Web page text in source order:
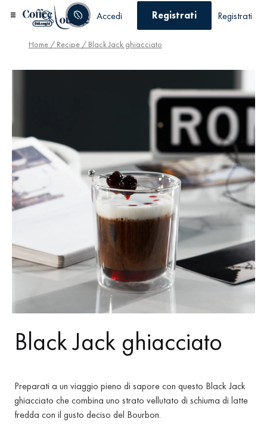
Accedi Registrati Registrati
Home / Recipe / Black Jack ghiacciato
Black Jack ghiacciato
Preparati a un viaggio pieno di sapore con questo Black Jack
ghiacciato che combina uno strato vellutato di schiuma di latte
fredda con il gusto deciso del Bourbon.